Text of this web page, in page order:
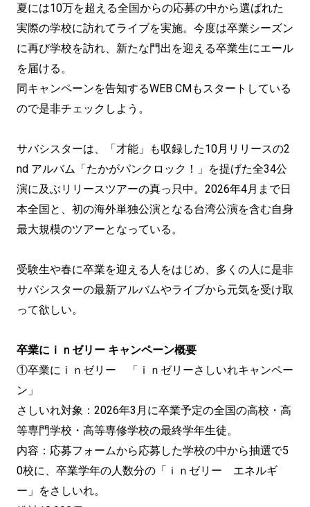
夏には10万を超える全国からの応募の中から選ばれた
実際の学校に訪れてライブを実施。今度は卒業シーズン
に再び学校を訪れ、新たな門出を迎える卒業生にエール
を届ける。
同キャンペーンを告知するWEB CMもスタートしている
ので是非チェックしよう。
サバシスターは、「才能」も収録した10月リリースの2
nd アルバム「たかがパンクロック！」を提げた全34公
演に及ぶリリースツアーの真っ只中。2026年4月まで日
本全国と、初の海外単独公演となる台湾公演を含む自身
最大規模のツアーとなっている。
受験生や春に卒業を迎える人をはじめ、多くの人に是非
サバシスターの最新アルバムやライブから元気を受け取
って欲しい。
卒業にｉｎゼリー キャンペーン概要
①卒業にｉｎゼリー 「ｉｎゼリーさしいれキャンペー
ン」
さしいれ対象：2026年3月に卒業予定の全国の高校・高
等専門学校・高等専修学校の最終学年生徒。
内容：応募フォームから応募した学校の中から抽選で5
0校に、卒業学年の人数分の「ｉｎゼリー エネルギ
ー」をさしいれ。